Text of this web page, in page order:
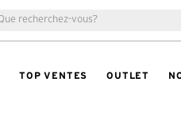
TOP VENTES OUTLET